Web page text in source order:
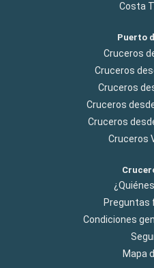
Costa
Puerto
Cruceros
Cruceros
Cruceros
Cruceros
Cruceros
Cruceros
Preguntas
Condiciones
Mapa